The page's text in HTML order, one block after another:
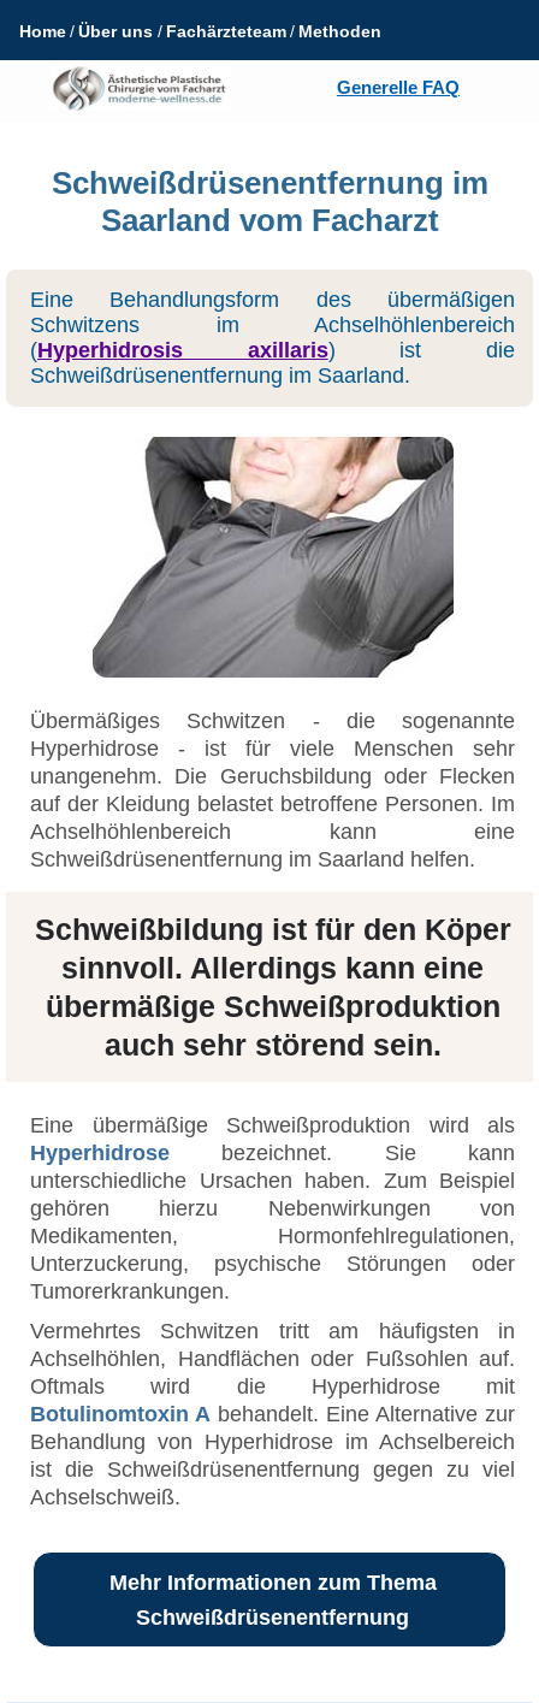
Generelle FAQ
Home Über uns Fachärzteteam Methoden
Schweißdrüsenentfernung im
Saarland vom Facharzt
Eine Behandlungsform des übermäßigen
Schwitzens im Achselhöhlenbereich
(Hyperhidrosis axillaris) ist die
Schweißdrüsenentfernung im Saarland.
Übermäßiges Schwitzen - die sogenannte
Hyperhidrose - ist für viele Menschen sehr
unangenehm. Die Geruchsbildung oder Flecken
auf der Kleidung belastet betroffene Personen. Im
Achselhöhlenbereich kann eine
Schweißdrüsenentfernung im Saarland helfen.
Schweißbildung ist für den Köper
sinnvoll. Allerdings kann eine
übermäßige Schweißproduktion
auch sehr störend sein.
Eine übermäßige Schweißproduktion wird als
Hyperhidrose bezeichnet. Sie kann
unterschiedliche Ursachen haben. Zum Beispiel
gehören hierzu Nebenwirkungen von
Medikamenten, Hormonfehlregulationen,
Unterzuckerung, psychische Störungen oder
Tumorerkrankungen.
Vermehrtes Schwitzen tritt am häufigsten in
Achselhöhlen, Handflächen oder Fußsohlen auf.
Oftmals wird die Hyperhidrose mit
Botulinomtoxin A behandelt. Eine Alternative zur
Behandlung von Hyperhidrose im Achselbereich
ist die Schweißdrüsenentfernung gegen zu viel
Achselschweiß.
Mehr Informationen zum Thema
Schweißdrüsenentfernung